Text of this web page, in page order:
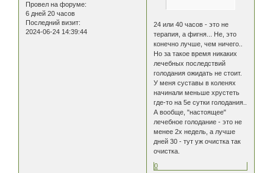
Провел на форуме:
6 дней 20 часов
Последний визит:
2024-06-24 14:39:44
24 или 40 часов - это не
терапия, а фигня... Не, это
конечно лучше, чем ничего..
Но за такое время никаких
лечебных последствий
голодания ожидать не стоит.
У меня суставы в коленях
начинали меньше хрустеть
где-то на 5е сутки голодания..
А вообще, "настоящее"
лечебное голодание - это не
менее 2х недель, а лучше
дней 30 - тут уж очистка так
очистка.
0